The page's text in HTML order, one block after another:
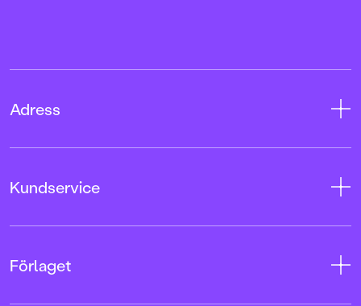
Adress
103 12 Stockholm
Kundservice
Kundservice
Förlaget